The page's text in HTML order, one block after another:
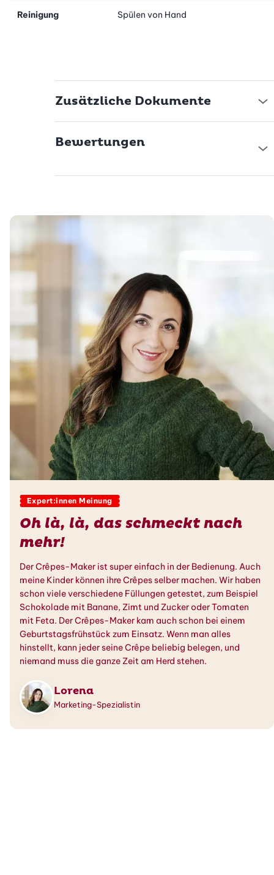
Reinigung Spülen von Hand
Zusätzliche Dokumente
Bewertungen
Expert:innen Meinung
Oh là, là, das schmeckt nach
mehr!
Der Crêpes-Maker ist super einfach in der Bedienung. Auch
meine Kinder können ihre Crêpes selber machen. Wir haben
schon viele verschiedene Füllungen getestet, zum Beispiel
Schokolade mit Banane, Zimt und Zucker oder Tomaten
mit Feta. Der Crêpes-Maker kam auch schon bei einem
Geburtstagsfrühstück zum Einsatz. Wenn man alles
hinstellt, kann jeder seine Crêpe beliebig belegen, und
niemand muss die ganze Zeit am Herd stehen.
Lorena
Marketing-Spezialistin